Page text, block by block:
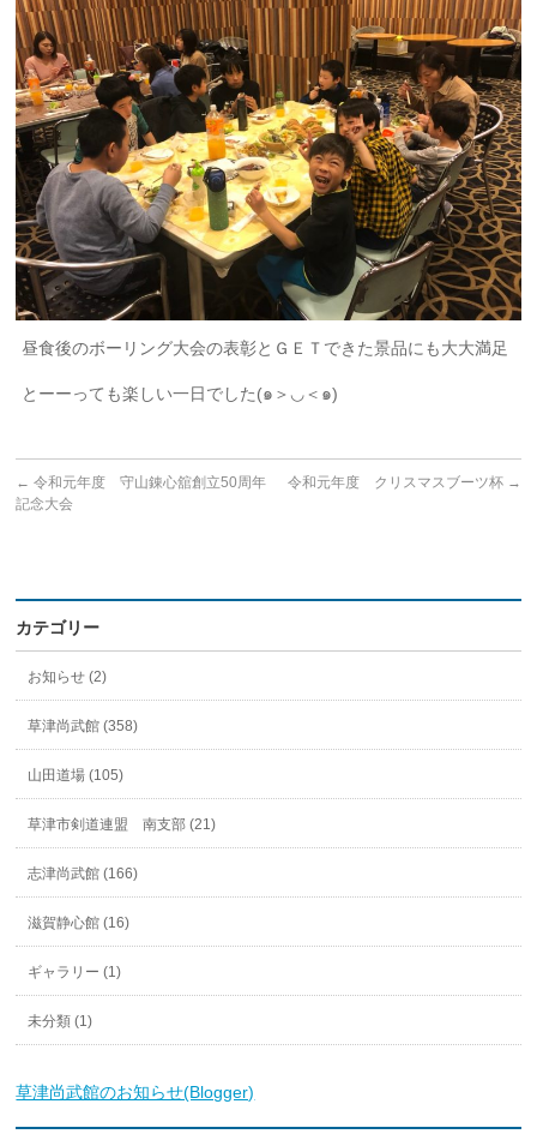
昼食後のボーリング大会の表彰とＧＥＴできた景品にも大大満足
とーーっても楽しい一日でした(๑＞◡＜๑)
← 令和元年度 守山錬心舘創立50周年
記念大会
令和元年度 クリスマスブーツ杯 →
カテゴリー
お知らせ (2)
草津尚武館 (358)
山田道場 (105)
草津市剣道連盟 南支部 (21)
志津尚武館 (166)
滋賀静心館 (16)
ギャラリー (1)
未分類 (1)
草津尚武館のお知らせ(Blogger)